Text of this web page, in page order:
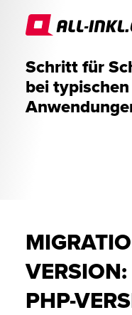
Schritt für
bei typischen
PHP-